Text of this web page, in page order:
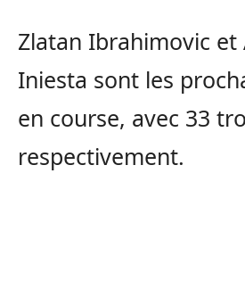
Zlatan Ibrahimovic et
Iniesta sont les
en course, avec 33
respectivement.